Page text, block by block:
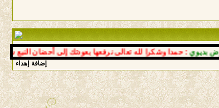
: حمدا وشكرا لله تعالى نرفعها بعودتك إلى أحضان النبع سالما
إضافة إهداء